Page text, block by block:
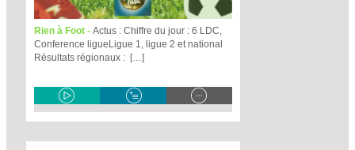
Rien à Foot - Actus : Chiffre du jour : 6 LDC,
Conference ligueLigue 1, ligue 2 et national
Résultats régionaux : […]